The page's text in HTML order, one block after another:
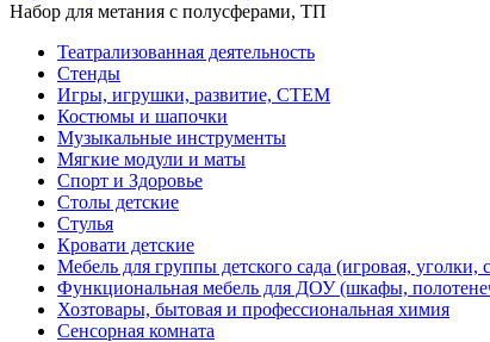
Набор для метания с полусферами, ТП
Театрализованная деятельность
Стенды
Игры, игрушки, развитие, СТЕМ
Костюмы и шапочки
Музыкальные инструменты
Мягкие модули и маты
Спорт и Здоровье
Столы детские
Стулья
Кровати детские
Мебель для группы детского сада (игровая, уголки,
Функциональная мебель для ДОУ (шкафы,
Хозтовары, бытовая и профессиональная химия
Сенсорная комната